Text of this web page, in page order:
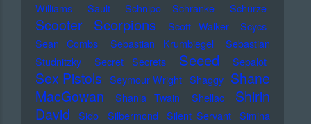
Williams
Sault Schnipo Schranke Schürze
Scooter Scorpions Scott Walker
Scycs
Sean Combs
Sebastian Krumbiegel
Sebastian
Studnitzky
Secret Secrets Seeed Sepalot
Sex Pistols Seymour Wright Shaggy Shane
MacGowan
Shania Twain Shellac
Shirin
David
Sido Silbermond Silent Servant Simina